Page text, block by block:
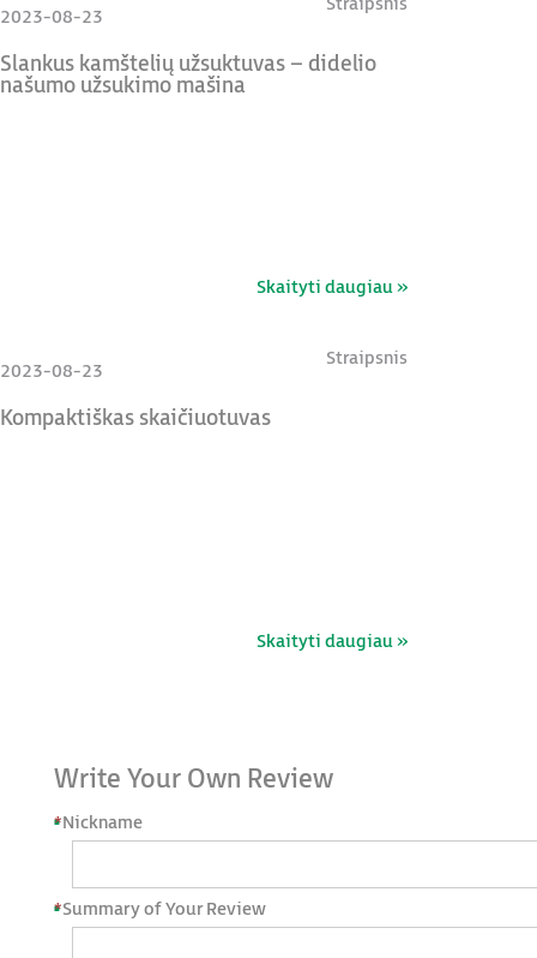
2023-08-23
Slankus kamštelių užsuktuvas – didelio
našumo užsukimo mašina
Skaityti daugiau »
Straipsnis
2023-08-23
Kompaktiškas skaičiuotuvas
Skaityti daugiau »
Write Your Own Review
*Nickname
*Summary of Your Review